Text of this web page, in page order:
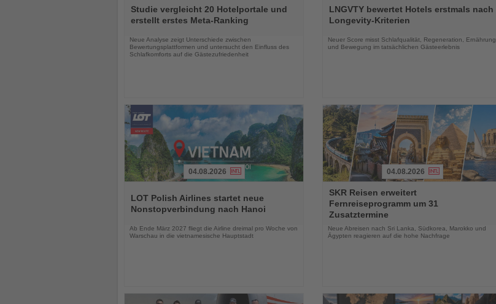
Sie
die
Studie vergleicht 20 Hotelportale und
erstellt erstes Meta-Ranking
Neue Analyse zeigt Unterschiede zwischen
Bewertungsplattformen und untersucht den Einfluss des
Schlafkomforts auf die Gästezufriedenheit
Sie
die
Nachrichten
LNGVTY bewertet Hotels erstmals nach
Longevity-Kriterien
Neuer Score misst Schlafqualität, Regeneration, Ernährung
und Bewegung im tatsächlichen Gästeerlebnis
Sie
die
Nachrichten
04.08.2026
LOT Polish Airlines startet neue
Nonstopverbindung nach Hanoi
Ab Ende März 2027 fliegt die Airline dreimal pro Woche von
Warschau in die vietnamesische Hauptstadt
Sie
die
Nachrichten
04.08.2026
SKR Reisen erweitert
Fernreiseprogramm um 31
Zusatztermine
Neue Abreisen nach Sri Lanka, Südkorea, Marokko und
Ägypten reagieren auf die hohe Nachfrage